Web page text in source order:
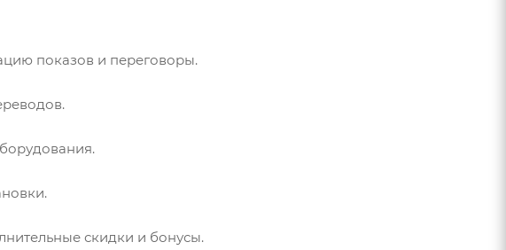
показов и переговоры.
скидки и бонусы.